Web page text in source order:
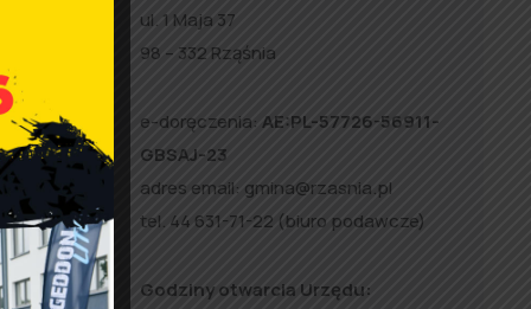
oraz
o
ul. 1 Maja 37
98 – 332 Rząśnia
e-doręczenia: AE:PL-57726-56911-
GBSAJ-23
adres email: gmina@rzasnia.pl
tel. 44 631-71-22 (biuro podawcze)
Godziny otwarcia Urzędu: